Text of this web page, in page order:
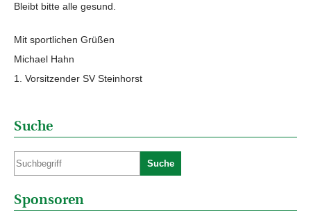
Bleibt bitte alle gesund.
Mit sportlichen Grüßen
Michael Hahn
1. Vorsitzender SV Steinhorst
Suche
Suche
Sponsoren